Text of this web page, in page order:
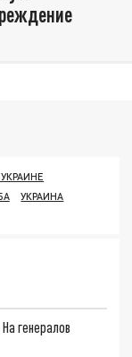
УКРАИНА
генералов